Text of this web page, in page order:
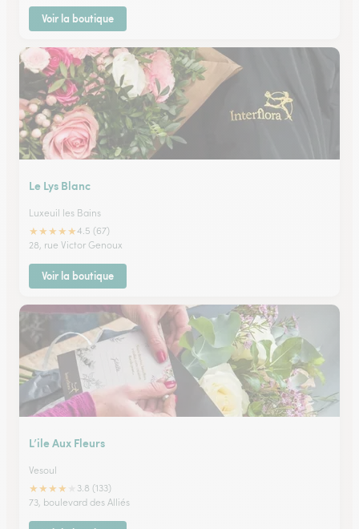
Voir la boutique
Le Lys Blanc
Luxeuil les Bains
★★★★★4.5 (67)
28, rue Victor Genoux
Voir la boutique
L’ile Aux Fleurs
Vesoul
★★★★
3.8 (133)
73, boulevard des Alliés